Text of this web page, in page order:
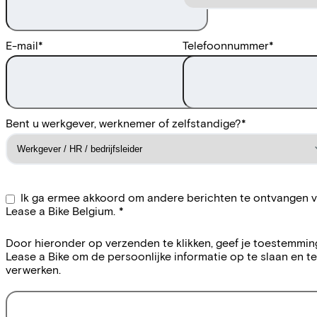
E-mail* Telefoonnummer*
Bent u werkgever, werknemer of zelfstandige?*
Ik ga ermee akkoord om andere berichten te ontvangen
Lease a Bike Belgium. *
Door hieronder op verzenden te klikken, geef je
Lease a Bike om de persoonlijke informatie op te slaan en te
verwerken.